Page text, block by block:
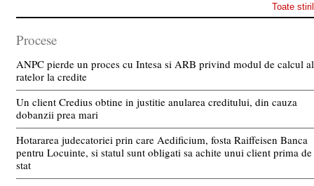
Toate
Procese
ANPC pierde un proces cu Intesa si ARB privind modul de calcul al
ratelor la credite
Un client Credius obtine in justitie anularea creditului, din cauza
dobanzii prea mari
Hotararea judecatoriei prin care Aedificium, fosta Raiffeisen Banca
pentru Locuinte, si statul sunt obligati sa achite unui client prima de
stat